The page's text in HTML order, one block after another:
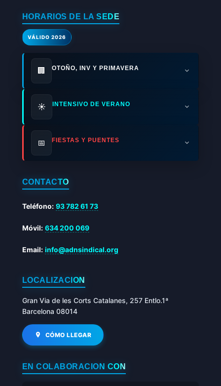
HORARIOS DE LA SEDE
VÁLIDO 2026
🏢 OTOÑO, INV Y PRIMAVERA
☀️ INTENSIVO DE VERANO
📅 FIESTAS Y PUENTES
CONTACTO
Teléfono: 93 782 61 73
Móvil: 634 200 069
Email: info@adnsindical.org
LOCALIZACIÓN
Gran Via de les Corts Catalanes, 257 Entlo.1ª
Barcelona 08014
CÓMO LLEGAR
EN COLABORACIÓN CON